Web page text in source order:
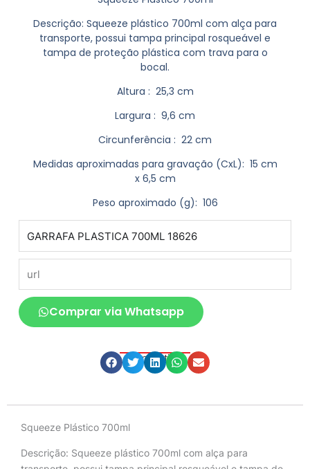
Descrição: Squeeze plástico 700ml com alça para
transporte, possui tampa principal rosqueável e
tampa de proteção plástica com trava para o
bocal.
Altura : 25,3 cm
Largura : 9,6 cm
Circunferência : 22 cm
Medidas aproximadas para gravação (CxL): 15 cm
x 6,5 cm
Peso aproximado (g): 106
Comprar via Whatsapp
Compartilhe
Squeeze Plástico 700ml
Descrição: Squeeze plástico 700ml com alça para